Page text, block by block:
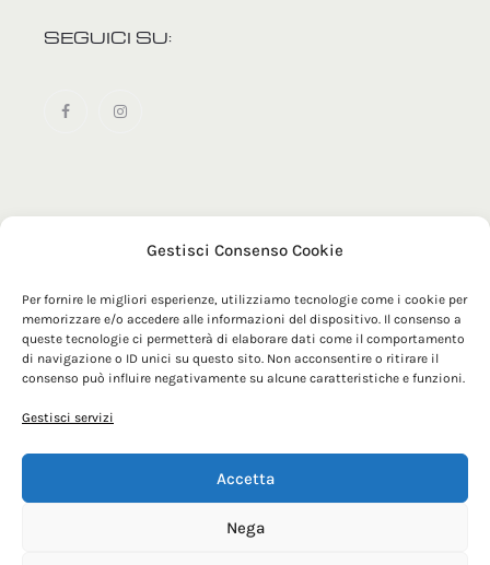
Gestisci Consenso Cookie
Per fornire le migliori esperienze, utilizziamo tecnologie come i cookie per
memorizzare e/o accedere alle informazioni del dispositivo. Il consenso a
queste tecnologie ci permetterà di elaborare dati come il comportamento
di navigazione o ID unici su questo sito. Non acconsentire o ritirare il
consenso può influire negativamente su alcune caratteristiche e funzioni.
Gestisci servizi
Accetta
Nega
SEGUICI SU:
- 63900 - Fermo (FM) | P. IVA 00179210448